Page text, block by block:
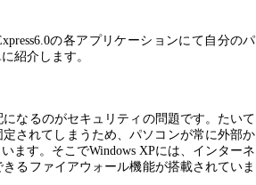
の各アプリケーションにて自分のパ
紹介します。
なるのがセキュリティの問題です。たいて
されてしまうため、パソコンが常に外部か
ます。そこでWindows XPには、インターネ
るファイアウォール機能が搭載されていま